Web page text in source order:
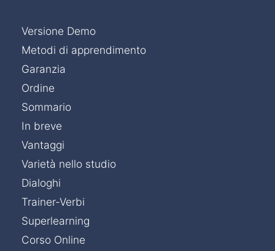
Versione Demo
Metodi di apprendimento
Garanzia
Ordine
Sommario
In breve
Vantaggi
Varietà nello studio
Dialoghi
Trainer-Verbi
Superlearning
Corso Online